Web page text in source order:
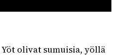
olivat sumuisia, yöllä